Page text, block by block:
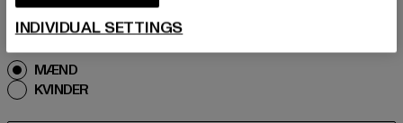
MÆND
KVINDER
INDIVIDUAL SETTINGS